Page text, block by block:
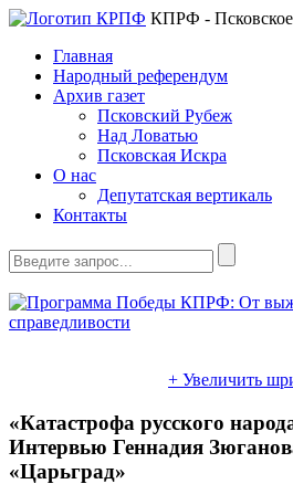
КПРФ - Псковское
Главная
Народный референдум
Архив газет
Псковский Рубеж
Над Ловатью
Псковская Искра
О нас
Депутатская вертикаль
Контакты
+ Увеличить
«Катастрофа русского
Интервью Геннадия
«Царьград»